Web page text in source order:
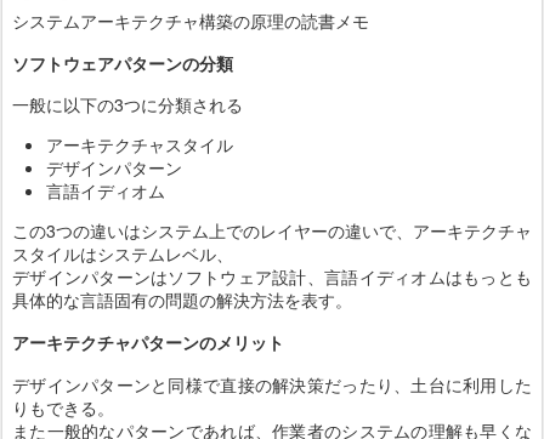
システムアーキテクチャ構築の原理の読書メモ
ソフトウェアパターンの分類
一般に以下の3つに分類される
アーキテクチャスタイル
デザインパターン
言語イディオム
この3つの違いはシステム上でのレイヤーの違いで、アーキテクチャ
スタイルはシステムレベル、
デザインパターンはソフトウェア設計、言語イディオムはもっとも
具体的な言語固有の問題の解決方法を表す。
アーキテクチャパターンのメリット
デザインパターンと同様で直接の解決策だったり、土台に利用した
りもできる。
また一般的なパターンであれば、作業者のシステムの理解も早くな